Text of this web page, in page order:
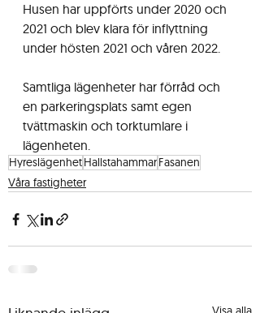
Husen har uppförts under 2020 och
2021 och blev klara för inflyttning
under hösten 2021 och våren 2022.
Samtliga lägenheter har förråd och
en parkeringsplats samt egen
tvättmaskin och torktumlare i
lägenheten.
HyreslägenhetHallstahammarFasanen
Våra fastigheter